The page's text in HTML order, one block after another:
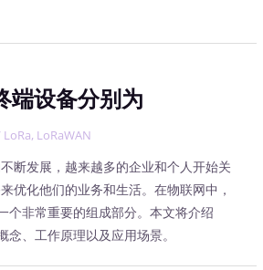
设备分别为
LoRa, LoRaWAN
断发展，越来越多的企业和个人开始关
优化他们的业务和生活。在物联网中，
个非常重要的组成部分。本文将介绍
念、工作原理以及应用场景。